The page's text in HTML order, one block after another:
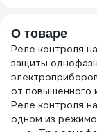
О товаре
Реле контроля
защиты
от повышенного
Реле контроля
одном из